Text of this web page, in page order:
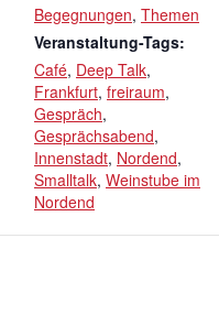
Begegnungen, Themen
Veranstaltung-Tags:
Café, Deep Talk,
Frankfurt, freiraum,
Gespräch,
Gesprächsabend,
Innenstadt, Nordend,
Smalltalk, Weinstube im
Nordend